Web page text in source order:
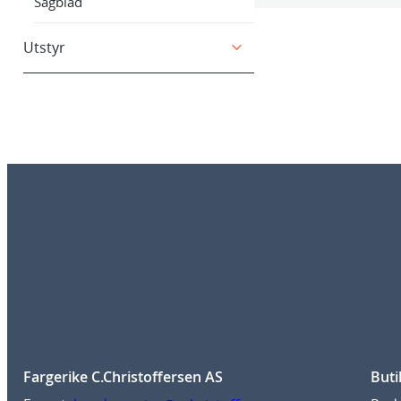
Utstyr
Fargerike C.Christoffersen AS